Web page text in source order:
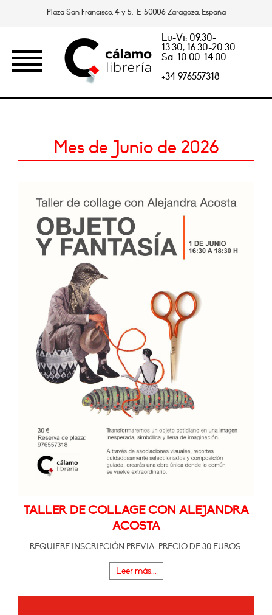
Plaza San Francisco, 4 y 5. E-50006 Zaragoza, España
Lu-Vi: 09.30-
13.30, 16.30-20.30
Sa: 10.00-14.00
+34 976557318
Mes de Junio de 2026
TALLER DE COLLAGE CON ALEJANDRA
ACOSTA
REQUIERE INSCRIPCIÓN PREVIA. PRECIO DE 30 EUROS.
Leer más...